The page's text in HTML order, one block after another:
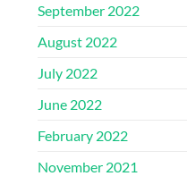
September 2022
August 2022
July 2022
June 2022
February 2022
November 2021